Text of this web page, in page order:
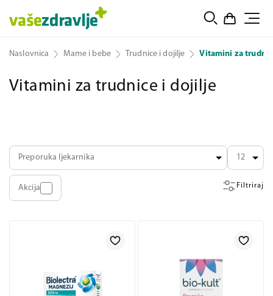
Naslovnica Mame i bebe Trudnice i dojilje Vitamini za
Vitamini za trudnice i dojilje
Filtriraj
Akcija
Preporuka ljekarnika 12